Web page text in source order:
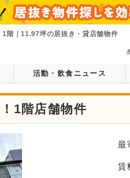
階｜11.97坪の居抜き・貸店舗物件
活動・飲食ニュース
1階店舗物件
最
賃